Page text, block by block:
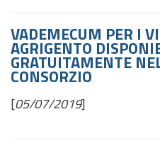
VADEMECUM PER I
AGRIGENTO
GRATUITAMENTE
CONSORZIO
[05/07/2019]